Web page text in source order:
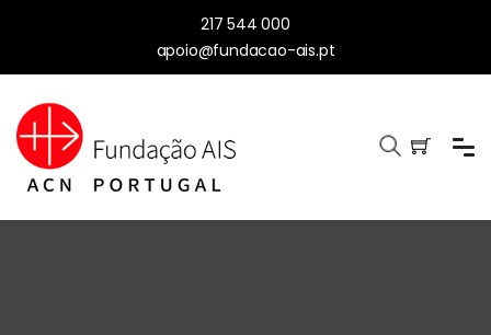
217 544 000
apoio@fundacao-ais.pt